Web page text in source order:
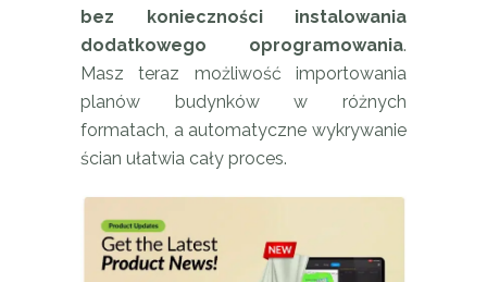
bez konieczności instalowania
dodatkowego oprogramowania.
Masz teraz możliwość importowania
planów budynków w różnych
formatach, a automatyczne wykrywanie
ścian ułatwia cały proces.